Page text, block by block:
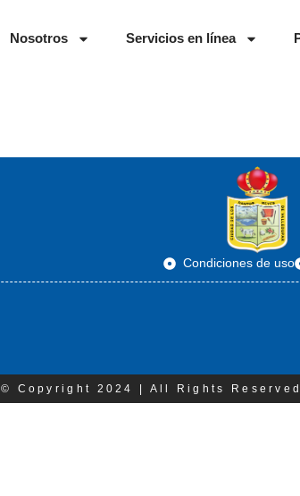
Nosotros Servicios en línea
Condiciones de uso
© Copyright 2024 | All Rights